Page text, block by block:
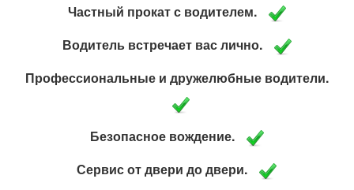
Частный прокат с водителем.
Водитель встречает вас лично.
Профессиональные и дружелюбные водители.
Безопасное вождение.
Сервис от двери до двери.